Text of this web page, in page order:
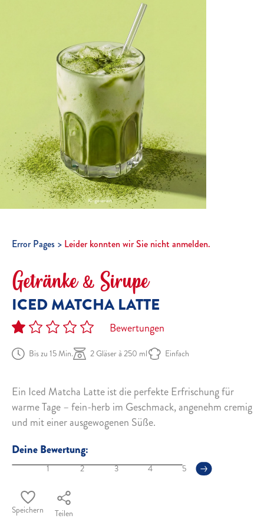
Error Pages Leider konnten wir Sie nicht anmelden.
Getränke & Sirupe
ICED MATCHA LATTE
Bewertungen
Bis zu 15 Min. 2 Gläser à 250 ml Einfach
Ein Iced Matcha Latte ist die perfekte Erfrischung für
warme Tage – fein-herb im Geschmack, angenehm cremig
und mit einer ausgewogenen Süße.
Deine Bewertung:
1 2 3 4 5
Speichern Teilen